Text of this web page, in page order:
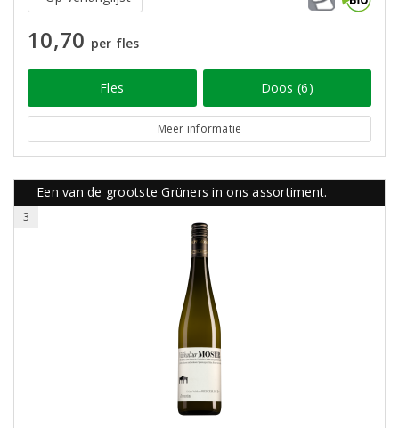
10,70 per fles
Fles Doos (6)
Meer informatie
Een van de grootste Grüners in ons assortiment.
3